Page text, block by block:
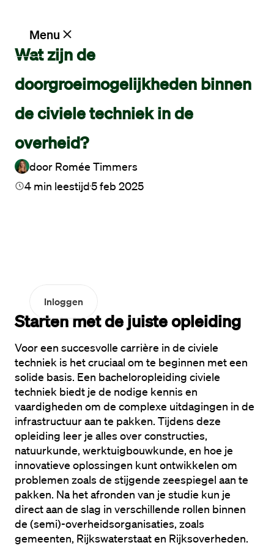
Menu
Vacatures
Werken
Maandag®
Opdrachtgevers
Inloggen
Wat zijn de
doorgroeimogelijkheden binnen
de civiele techniek in de
overheid?
door Romée Timmers
4 min leestijd5 feb 2025
Starten met de juiste opleiding
Voor een succesvolle carrière in de civiele
techniek is het cruciaal om te beginnen met een
solide basis. Een bacheloropleiding civiele
techniek biedt je de nodige kennis en
vaardigheden om de complexe uitdagingen in de
infrastructuur aan te pakken. Tijdens deze
opleiding leer je alles over constructies,
natuurkunde, werktuigbouwkunde, en hoe je
innovatieve oplossingen kunt ontwikkelen om
problemen zoals de stijgende zeespiegel aan te
pakken. Na het afronden van je studie kun je
direct aan de slag in verschillende rollen binnen
de (semi)-overheidsorganisaties, zoals
gemeenten, Rijkswaterstaat en Rijksoverheden.